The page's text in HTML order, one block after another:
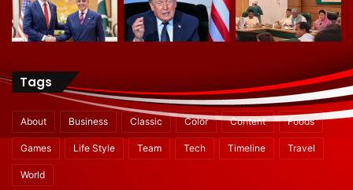
Tags
About Business Classic Color Content Foods
Games Life Style Team Tech Timeline Travel
World